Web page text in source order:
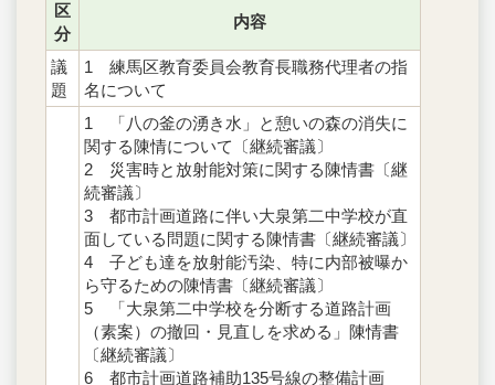
区
分
内容
議
題
1 練馬区教育委員会教育長職務代理者の指
名について
1 「八の釜の湧き水」と憩いの森の消失に
関する陳情について〔継続審議〕
2 災害時と放射能対策に関する陳情書〔継
続審議〕
3 都市計画道路に伴い大泉第二中学校が直
面している問題に関する陳情書〔継続審議〕
4 子ども達を放射能汚染、特に内部被曝か
ら守るための陳情書〔継続審議〕
5 「大泉第二中学校を分断する道路計画
（素案）の撤回・見直しを求める」陳情書
〔継続審議〕
6 都市計画道路補助135号線の整備計画